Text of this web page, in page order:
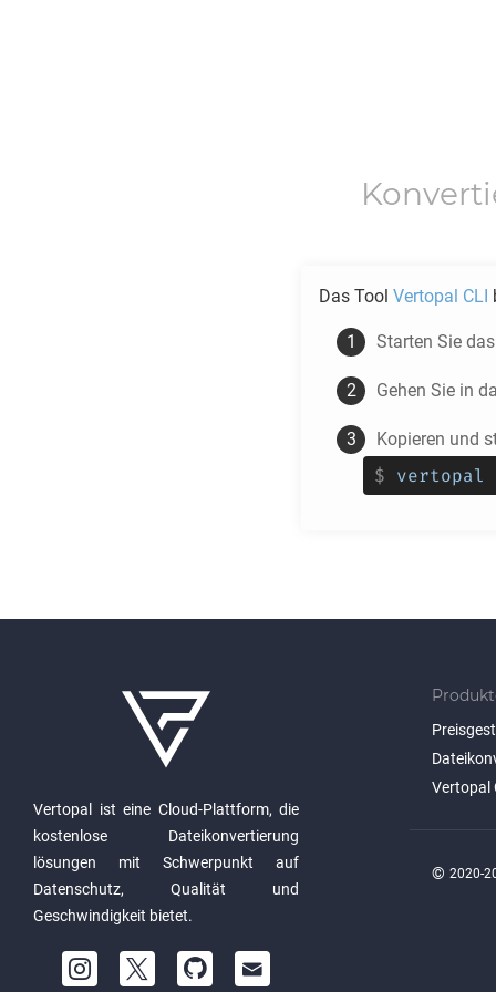
Das Tool Vertopal CLI
Starten Sie
Gehen Sie in
Kopieren und
$ vertopal
Vertopal ist eine Cloud-Plattform, die
kostenlose Dateikonvertierung
lösungen mit Schwerpunkt auf
Datenschutz, Qualität und
Geschwindigkeit bietet.
Vertopal
© 2020-